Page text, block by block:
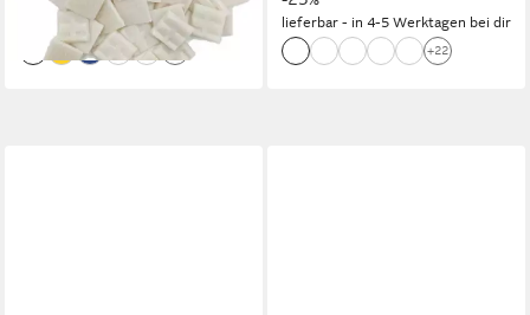
lieferbar - in 4-5 Werktagen bei dir
+10
lieferbar - in 4-5 Werktagen bei dir
+22